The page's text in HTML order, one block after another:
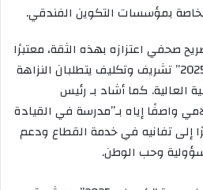
بمؤسسات التكوين الفندقي.
صحفي اعتزازه بهذه الثقة، معتبرًا
أن المشاركة في “كريماي 2025” تشريف وتكليف يتطلبان النزاهة
العالية. كما أشاد بـ رئيس
واصفًا إياه بـ”مدرسة في القيادة
إلى تفانيه في خدمة القطاع ودعم
وحب الوطن.